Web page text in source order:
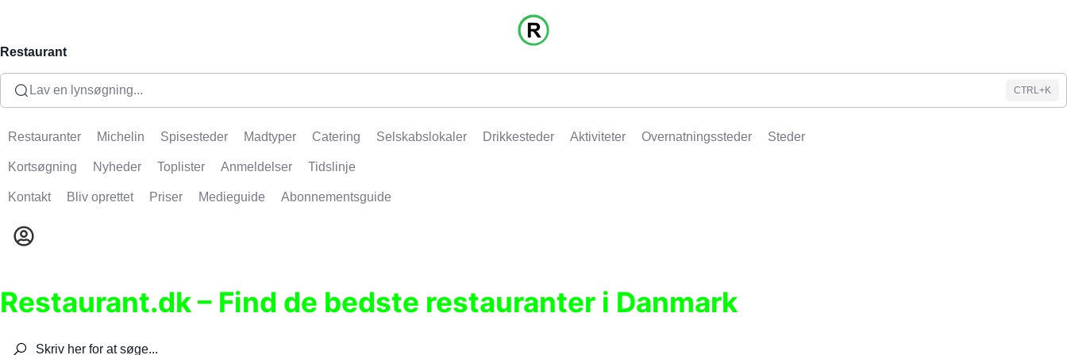
Restaurant
Lav en lynsøgning... CTRL+K
Restauranter Michelin Spisesteder Madtyper Catering Selskabslokaler Drikkesteder Aktiviteter Overnatningssteder Steder
Kortsøgning Nyheder Toplister Anmeldelser Tidslinje
Kontakt Bliv oprettet Priser Medieguide Abonnementsguide
Restaurant.dk – Find de bedste restauranter i Danmark